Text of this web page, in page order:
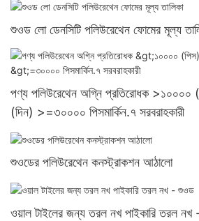
শুওড লো ডেনসিটি পলিউরেথেন ফোমের মূল্য
পণ্য পলিউরেথেন অগ্নি প্রতিরোধক >১০০০০
(দিন) >=৩০০০০ পিসমার্কিন.৭ সরবরাহকারী
শুওডের পলিউরেথেন কনস্ট্রাকশন আঠালো
ওয়াল টাইলের জন্য তরল নখ পাইকারি তরল